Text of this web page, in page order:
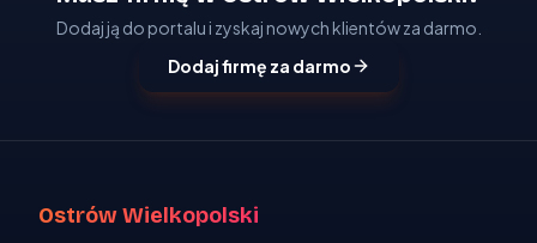
Dodaj ją do portalu i zyskaj nowych klientów za darmo.
Dodaj firmę za darmo
Ostrów Wielkopolski